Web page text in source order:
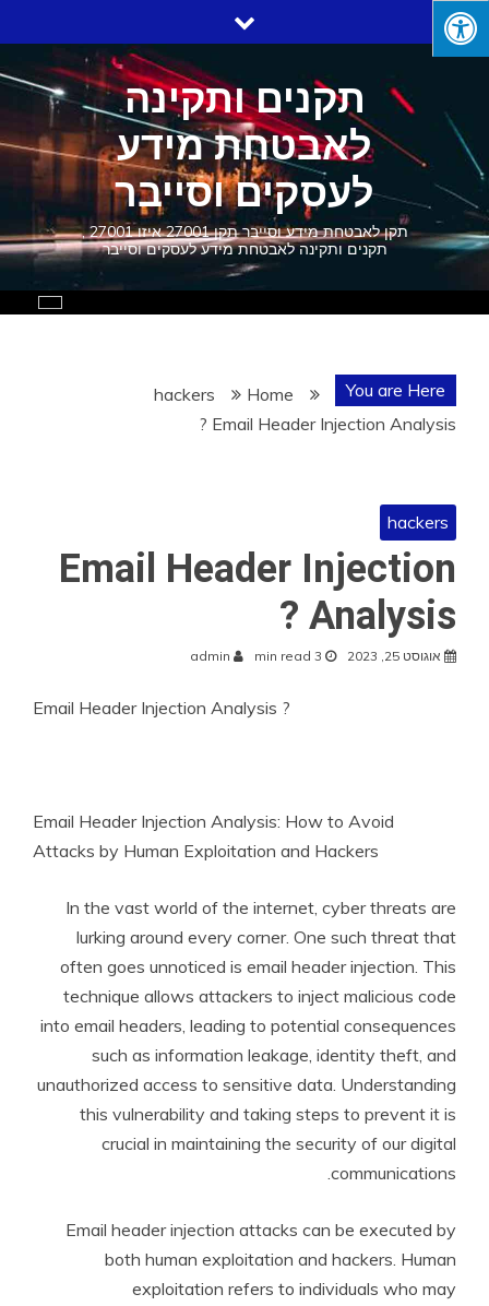
Skip
to
תקנים ותקינה
לאבטחת מידע
לעסקים וסייבר
תקן לאבטחת מידע וסייבר תקן 27001 איזו 27001 ,
תקנים ותקינה לאבטחת מידע לעסקים וסייבר
You are Here
Home
hackers
Email Header Injection Analysis ?
hackers
Email Header Injection
Analysis ?
אוגוסט 25, 2023 3 min read
admin
Email Header Injection Analysis ?
Email Header Injection Analysis: How to Avoid
Attacks by Human Exploitation and Hackers
In the vast world of the internet, cyber threats are
lurking around every corner. One such threat that
often goes unnoticed is email header injection. This
technique allows attackers to inject malicious code
into email headers, leading to potential consequences
such as information leakage, identity theft, and
unauthorized access to sensitive data. Understanding
this vulnerability and taking steps to prevent it is
crucial in maintaining the security of our digital
communications.
Email header injection attacks can be executed by
both human exploitation and hackers. Human
exploitation refers to individuals who may